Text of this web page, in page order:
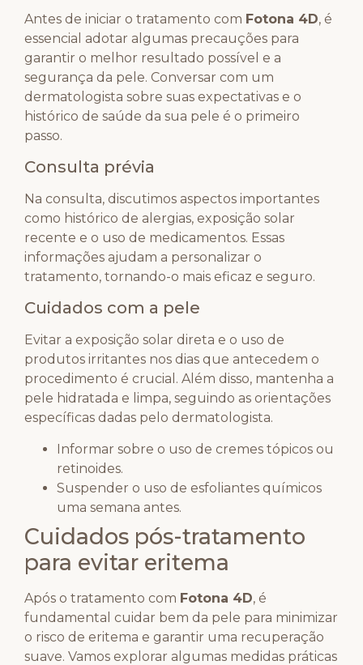
Antes de iniciar o tratamento com Fotona 4D, é
essencial adotar algumas precauções para
garantir o melhor resultado possível e a
segurança da pele. Conversar com um
dermatologista sobre suas expectativas e o
histórico de saúde da sua pele é o primeiro
passo.
Consulta prévia
Na consulta, discutimos aspectos importantes
como histórico de alergias, exposição solar
recente e o uso de medicamentos. Essas
informações ajudam a personalizar o
tratamento, tornando-o mais eficaz e seguro.
Cuidados com a pele
Evitar a exposição solar direta e o uso de
produtos irritantes nos dias que antecedem o
procedimento é crucial. Além disso, mantenha a
pele hidratada e limpa, seguindo as orientações
específicas dadas pelo dermatologista.
Informar sobre o uso de cremes tópicos ou
retinoides.
Suspender o uso de esfoliantes químicos
uma semana antes.
Cuidados pós-tratamento
para evitar eritema
Após o tratamento com Fotona 4D, é
fundamental cuidar bem da pele para minimizar
o risco de eritema e garantir uma recuperação
suave. Vamos explorar algumas medidas práticas